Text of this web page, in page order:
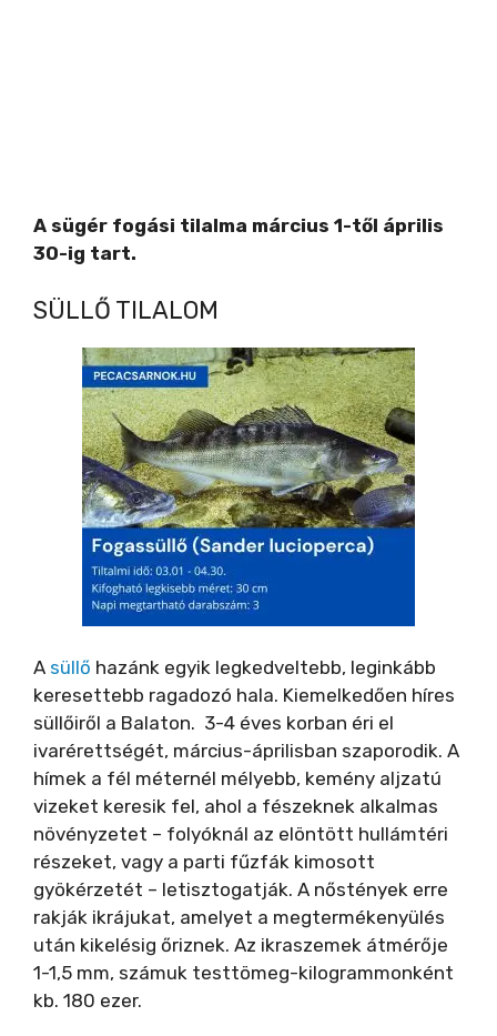
A sügér fogási tilalma március 1-től április
30-ig tart.
SÜLLŐ TILALOM
A süllő hazánk egyik legkedveltebb, leginkább
keresettebb ragadozó hala. Kiemelkedően híres
süllőiről a Balaton. 3-4 éves korban éri el
ivarérettségét, március-áprilisban szaporodik. A
hímek a fél méternél mélyebb, kemény aljzatú
vizeket keresik fel, ahol a fészeknek alkalmas
növényzetet – folyóknál az elöntött hullámtéri
részeket, vagy a parti fűzfák kimosott
gyökérzetét – letisztogatják. A nőstények erre
rakják ikrájukat, amelyet a megtermékenyülés
után kikelésig őriznek. Az ikraszemek átmérője
1-1,5 mm, számuk testtömeg-kilogrammonként
kb. 180 ezer.